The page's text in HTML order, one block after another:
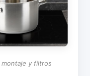
y filtros